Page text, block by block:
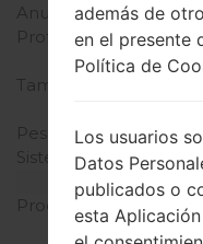
Anunciado
Profundidad
Tamaño (dimensiones)
Peso
Sistema de operación
Procesador
además de
en el presente
Política de
Los usuarios
Datos
publicados o
esta